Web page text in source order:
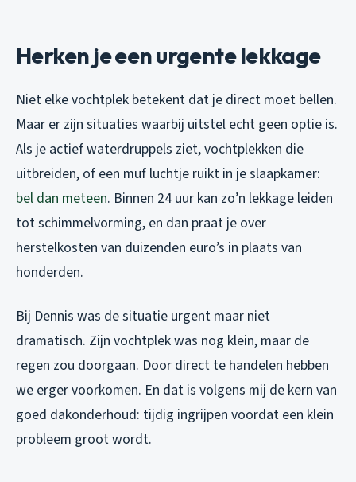
Herken je een urgente lekkage
Niet elke vochtplek betekent dat je direct moet bellen.
Maar er zijn situaties waarbij uitstel echt geen optie is.
Als je actief waterdruppels ziet, vochtplekken die
uitbreiden, of een muf luchtje ruikt in je slaapkamer:
bel dan meteen. Binnen 24 uur kan zo’n lekkage leiden
tot schimmelvorming, en dan praat je over
herstelkosten van duizenden euro’s in plaats van
honderden.
Bij Dennis was de situatie urgent maar niet
dramatisch. Zijn vochtplek was nog klein, maar de
regen zou doorgaan. Door direct te handelen hebben
we erger voorkomen. En dat is volgens mij de kern van
goed dakonderhoud: tijdig ingrijpen voordat een klein
probleem groot wordt.